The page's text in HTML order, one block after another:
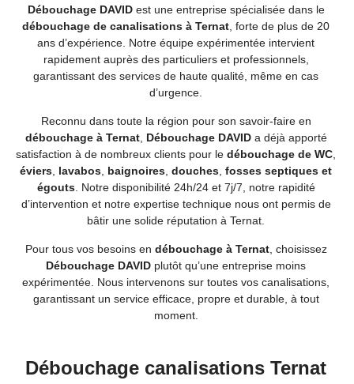
Débouchage DAVIDest une entreprise spécialisée dans le
débouchage de canalisations à Ternat, forte de plus de 20
ans d’expérience. Notre équipe expérimentée intervient
rapidement auprès des particuliers et professionnels,
garantissant des services de haute qualité, même en cas
d’urgence.
Reconnu dans toute la région pour son savoir-faire en
débouchage à Ternat, Débouchage DAVIDa déjà apporté
satisfaction à de nombreux clients pour le débouchage de WC,
éviers, lavabos, baignoires, douches, fosses septiques et
égouts. Notre disponibilité 24h/24 et 7j/7, notre rapidité
d’intervention et notre expertise technique nous ont permis de
bâtir une solide réputation à Ternat.
Pour tous vos besoins en débouchage à Ternat, choisissez
Débouchage DAVID plutôt qu’une entreprise moins
expérimentée. Nous intervenons sur toutes vos canalisations,
garantissant un service efficace, propre et durable, à tout
moment.
Débouchage canalisations Ternat